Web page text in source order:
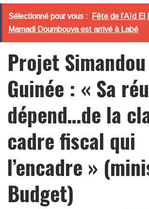
Sélectionné pour vous :
Fête de l’Aïd El
Mamadi Doumbouya est arrivé à Labé
Projet
Guinée : « Sa
dépend…de la
cadre fiscal qui
l’encadre »
Budget)